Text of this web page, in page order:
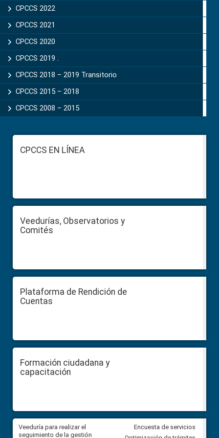
CPCCS 2022
CPCCS 2021
CPCCS 2020
CPCCS 2019 .
CPCCS 2018 – 2019 Transitorio
CPCCS 2015 – 2018
CPCCS 2008 – 2015
FooterCPCCS EN LÍNEA
Veedurías, Observatorios y
Comités
Plataforma de Rendición de
Cuentas
Formación ciudadana y
capacitación
Veeduría para realizar el
seguimiento de la gestión
Veeduría para vigilar los
derivados de la Audiencia
Encuesta de servicios